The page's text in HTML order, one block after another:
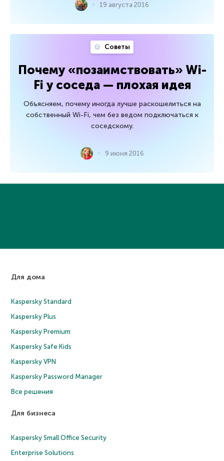
19 августа 2016
Советы
Почему «позаимствовать» Wi-
Fi у соседа — плохая идея
Объясняем, почему иногда лучше раскошелиться на
собственный Wi-Fi, чем без ведом подключаться к
соседскому.
9 июня 2016
Для дома
Kaspersky Standard
Kaspersky Plus
Kaspersky Premium
Kaspersky Safe Kids
Kaspersky VPN
Kaspersky Password Manager
Все решения
Для бизнеса
Kaspersky Small Office Security
Enterprise Solutions